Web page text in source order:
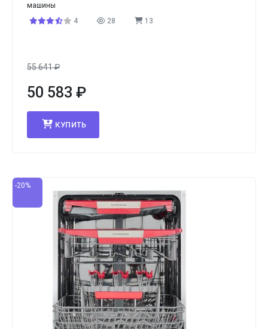
машины
4 28 13
55 641₽
50 583 ₽
КУПИТЬ
-20%